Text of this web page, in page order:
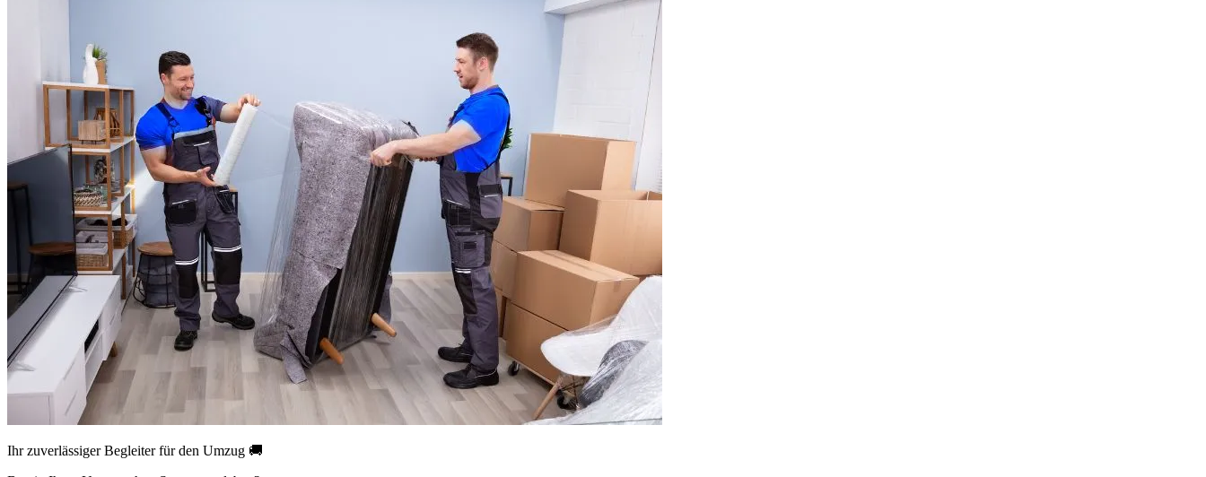
Ihr zuverlässiger Begleiter für den Umzug 🚚